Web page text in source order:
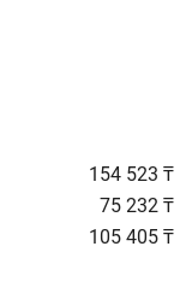
154 523 ₸
75 232 ₸
105 405 ₸